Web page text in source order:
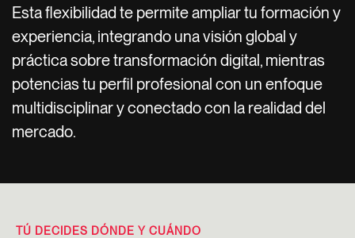
Esta flexibilidad te permite ampliar tu formación y
experiencia, integrando una visión global y
práctica sobre transformación digital, mientras
potencias tu perfil profesional con un enfoque
multidisciplinar y conectado con la realidad del
mercado.
TÚ DECIDES DÓNDE Y CUÁNDO